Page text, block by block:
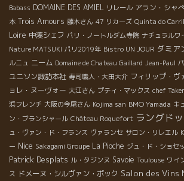
Babass DOMAINE DES AMIEL リレール アラン・シャ
本 Trois Amours 藤木さん 47 リカーズ Quinta do Carril
Loire 中湊シェフ パリ・ノートルダム寺院 ナチュラルワ
Nature MATSUKI パリ2019年 Bistro UN JOUR ダミア
ルニュ ニーム Domaine de Chateau Gaillard Jean-Paul
ユニソン諏訪本社 寿司職人・大田大介 フィリップ・ヴ
ョレ・ヌーヴォー 大江さん プティ・マックス chef
浜フレンチ 大阪の今尾さん Kojima san BMO Yamada キ
ン・ブランシャール Château Roquefort ラングド
ュ・ヴァン・ド・フランス ヴァランセ サロン・リレエル
ー Nice Sakagami Groupe La Pioche ジュ・ド・ショセ
Patrick Desplats ル・タジンヌ Savoie Toulouse ワイ
ス ドメーヌ・シルヴァン・ボック Salon des Vins